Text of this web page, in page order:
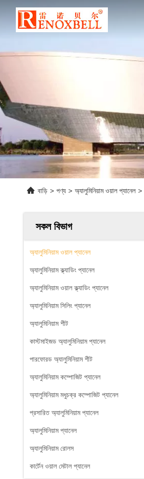
বাড়ি > পণ্য > অ্যালুমিনিয়াম ওয়াল প্যানেল >
সকল বিভাগ
অ্যালুমিনিয়াম ওয়াল প্যানেল
অ্যালুমিনিয়াম ক্ল্যাডিং প্যানেল
অ্যালুমিনিয়াম ওয়াল ক্ল্যাডিং প্যানেল
অ্যালুমিনিয়াম সিলিং প্যানেল
অ্যালুমিনিয়াম শীট
কাস্টমাইজড অ্যালুমিনিয়াম প্যানেল
পারফোরড অ্যালুমিনিয়াম শীট
অ্যালুমিনিয়াম কম্পোজিট প্যানেল
অ্যালুমিনিয়াম মধুচক্র কম্পোজিট প্যানেল
প্রসারিত অ্যালুমিনিয়াম প্যানেল
অ্যালুমিনিয়াম প্যানেল
অ্যালুমিনিয়াম রোলস
কার্টেন ওয়াল মেটাল প্যানেল